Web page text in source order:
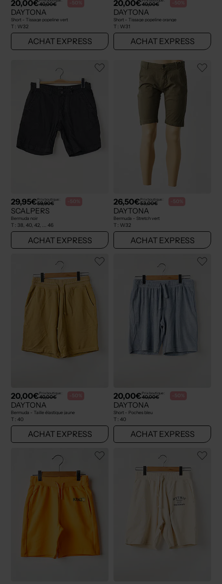
20,00€40,00€ -50%
DAYTONA
Short - Tissage popeline vert
T : W32
ACHAT EXPRESS
20,00€40,00€ -50%
DAYTONA
Short - Tissage popeline orange
T : W31
ACHAT EXPRESS
29,95€Prix boutique :
59,90€ -50%
SCALPERS
Bermuda noir
T : 38, 40, 42, ... 46
ACHAT EXPRESS
26,50€Prix boutique :
53,00€ -50%
DAYTONA
Bermuda - Stretch vert
T : W32
ACHAT EXPRESS
20,00€Prix boutique :
40,00€ -50%
DAYTONA
Bermuda - Taille élastique jaune
T : 40
ACHAT EXPRESS
20,00€Prix boutique :
40,00€ -50%
DAYTONA
Short - Poches bleu
T : 40
ACHAT EXPRESS